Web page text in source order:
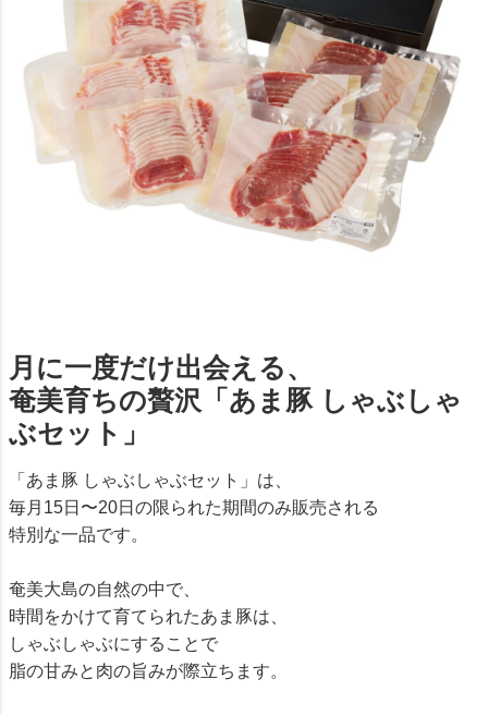
月に一度だけ出会える、
奄美育ちの贅沢「あま豚 しゃぶしゃ
ぶセット」
「あま豚 しゃぶしゃぶセット」は、
毎月15日〜20日の限られた期間のみ販売される
特別な一品です。
奄美大島の自然の中で、
時間をかけて育てられたあま豚は、
しゃぶしゃぶにすることで
脂の甘みと肉の旨みが際立ちます。